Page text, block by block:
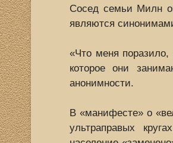
Сосед семьи Милн
являются
«Что меня
которое они
анонимности.
В «манифесте» о
ультраправых